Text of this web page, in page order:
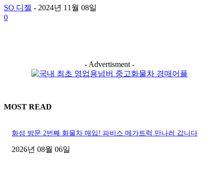
SO 디젤 - 2024년 11월 08일
0
- Advertisment -
MOST READ
화성 방문 2번째 화물차 매입! 파비스 메가트럭 만나러 갑니다
2026년 08월 06일